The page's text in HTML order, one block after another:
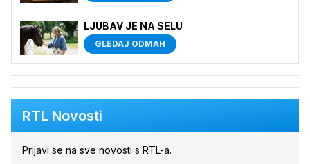
LJUBAV JE NA SELU
GLEDAJ ODMAH
RTL Novosti
Prijavi se na sve novosti s RTL-a.